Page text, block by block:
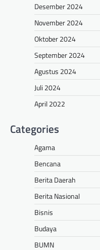
Desember 2024
November 2024
Oktober 2024
September 2024
Agustus 2024
Juli 2024
April 2022
Categories
Agama
Bencana
Berita Daerah
Berita Nasional
Bisnis
Budaya
BUMN